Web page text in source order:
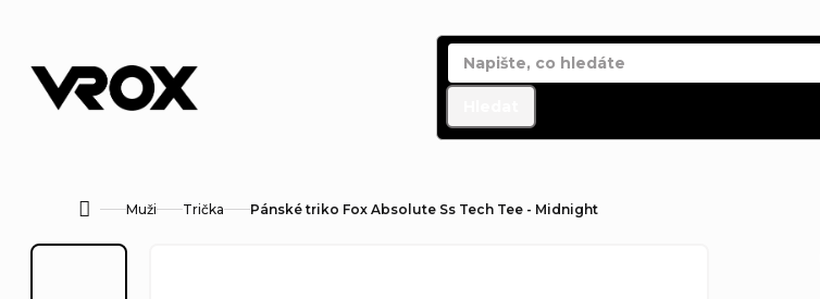
obsah
DomůMuži Trička Pánské triko Fox Absolute Ss Tech Tee - Midnight